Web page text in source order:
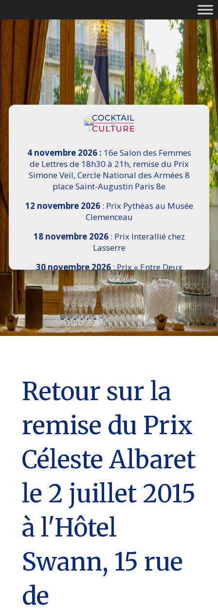
4 novembre 2026 : 16e Salon des Femmes
de Lettres de 18h30 à 21h, remise du Prix
Simone Veil, Cercle National des Armées 8
place Saint-Augustin Paris 8e
12 novembre 2026: Prix Pythéas au Musée
Clemenceau
18 novembre 2026: Prix Interallié chez
Lasserre
30 novembre 2026: Prix « Entre Deux
Rives » I Scemi Astutti au Sénat
7 décembre 2026 :16e Salon de l’Histoire de
18h30 à 21h, remise du Prix du Guesclin,
Cercle National des Armées 8 place Saint-
Augustin Paris 8e
Retour sur la
remise du Prix
Céleste Albaret
le 2 juillet 2015
à l'Hôtel
Swann, 15 rue
de